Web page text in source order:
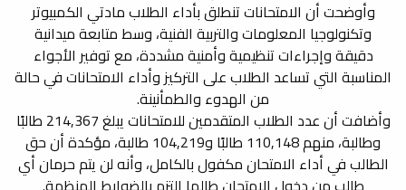
وأوضحت أن الامتحانات تنطلق بأداء الطلاب مادتي الكمبيوتر
وتكنولوجيا المعلومات والتربية الفنية، وسط متابعة ميدانية
دقيقة وإجراءات تنظيمية وأمنية مشددة، مع توفير الأجواء
المناسبة التي تساعد الطلاب على التركيز وأداء الامتحانات في حالة
من الهدوء والطمأنينة.
وأضافت أن عدد الطلاب المتقدمين للامتحانات يبلغ 214,367 طالبًا
وطالبة، منهم 110,148 طالبًا و104,219 طالبة، مؤكدة أن حق
الطالب في أداء الامتحان مكفول بالكامل، وأنه لن يتم حرمان أي